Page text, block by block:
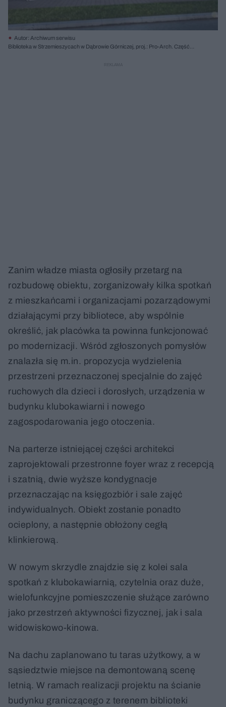
Autor: Archiwum serwisu
Biblioteka w Strzemieszycach w Dąbrowie Górniczej, proj.: Pro-Arch. Część
Zanim władze miasta ogłosiły przetarg na
rozbudowę obiektu, zorganizowały kilka spotkań
z mieszkańcami i organizacjami pozarządowymi
działającymi przy bibliotece, aby wspólnie
określić, jak placówka ta powinna funkcjonować
po modernizacji. Wśród zgłoszonych pomysłów
znalazła się m.in. propozycja wydzielenia
przestrzeni przeznaczonej specjalnie do zajęć
ruchowych dla dzieci i dorosłych, urządzenia w
budynku klubokawiarni i nowego
zagospodarowania jego otoczenia.
Na parterze istniejącej części architekci
zaprojektowali przestronne foyer wraz z recepcją
i szatnią, dwie wyższe kondygnacje
przeznaczając na księgozbiór i sale zajęć
indywidualnych. Obiekt zostanie ponadto
ocieplony, a następnie obłożony cegłą
klinkierową.
W nowym skrzydle znajdzie się z kolei sala
spotkań z klubokawiarnią, czytelnia oraz duże,
wielofunkcyjne pomieszczenie służące zarówno
jako przestrzeń aktywności fizycznej, jak i sala
widowiskowo-kinowa.
Na dachu zaplanowano tu taras użytkowy, a w
sąsiedztwie miejsce na demontowaną scenę
letnią. W ramach realizacji projektu na ścianie
budynku graniczącego z terenem biblioteki